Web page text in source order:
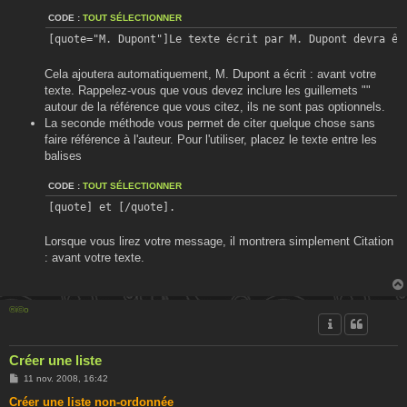
CODE : TOUT SÉLECTIONNER
[quote="M. Dupont"]Le texte écrit par M. Dupont devra
Cela ajoutera automatiquement, M. Dupont a écrit : avant votre
texte. Rappelez-vous que vous devez inclure les guillemets ""
autour de la référence que vous citez, ils ne sont pas optionnels.
La seconde méthode vous permet de citer quelque chose sans
faire référence à l'auteur. Pour l'utiliser, placez le texte entre les
balises
CODE : TOUT SÉLECTIONNER
[quote] et [/quote].
Lorsque vous lirez votre message, il montrera simplement Citation
: avant votre texte.
®i©o
Créer une liste
M
s
11 nov. 2008, 16:42
Créer une liste non-ordonnée